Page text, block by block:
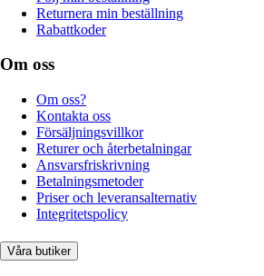
Returnera min beställning
Rabattkoder
Om oss
Om oss?
Kontakta oss
Försäljningsvillkor
Returer och återbetalningar
Ansvarsfriskrivning
Betalningsmetoder
Priser och leveransalternativ
Integritetspolicy
Våra butiker